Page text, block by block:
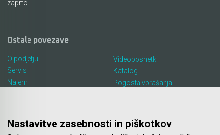
zaprto
Ostale povezave
O podjetju
Servis
Najem
Videoposnetki
Katalogi
Pogosta vprašanja
Nastavitve zasebnosti in piškotkov